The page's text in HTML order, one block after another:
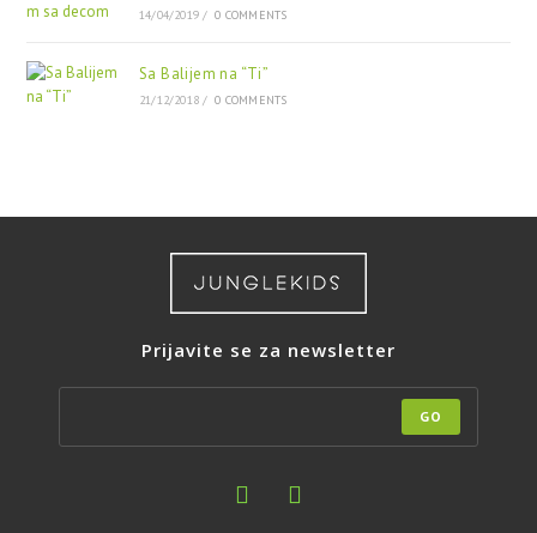
14/04/2019 / 0 COMMENTS
Sa Balijem na “Ti”
21/12/2018 / 0 COMMENTS
Prijavite se za newsletter
GO